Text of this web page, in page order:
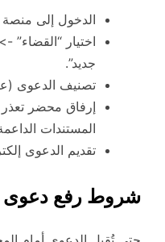
الدخول إلى منصة
اختيار
جديد”.
تصنيف الدعوى
إرفاق محضر
المستندات
تقديم الدعوى
شروط رفع دعوى